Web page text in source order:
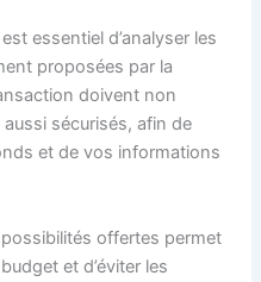
essentiel d’analyser les
proposées par la
doivent non
sécurisés, afin de
et de vos informations
offertes permet
et d’éviter les